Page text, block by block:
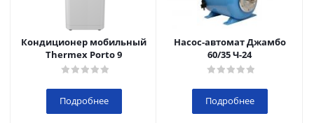
Кондиционер мобильный
Thermex Porto 9
Подробнее
Насос-автомат Джамбо
60/35 Ч-24
Подробнее